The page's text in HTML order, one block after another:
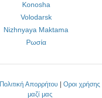
Konosha
Volodarsk
Nizhnyaya Maktama
Ρωσία
Πολιτική Απορρήτου| Οροι χρήσης|
μαζί μας